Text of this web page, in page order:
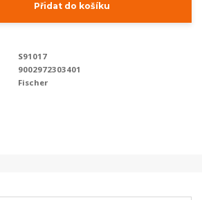
Přidat do košíku
S91017
9002972303401
Fischer